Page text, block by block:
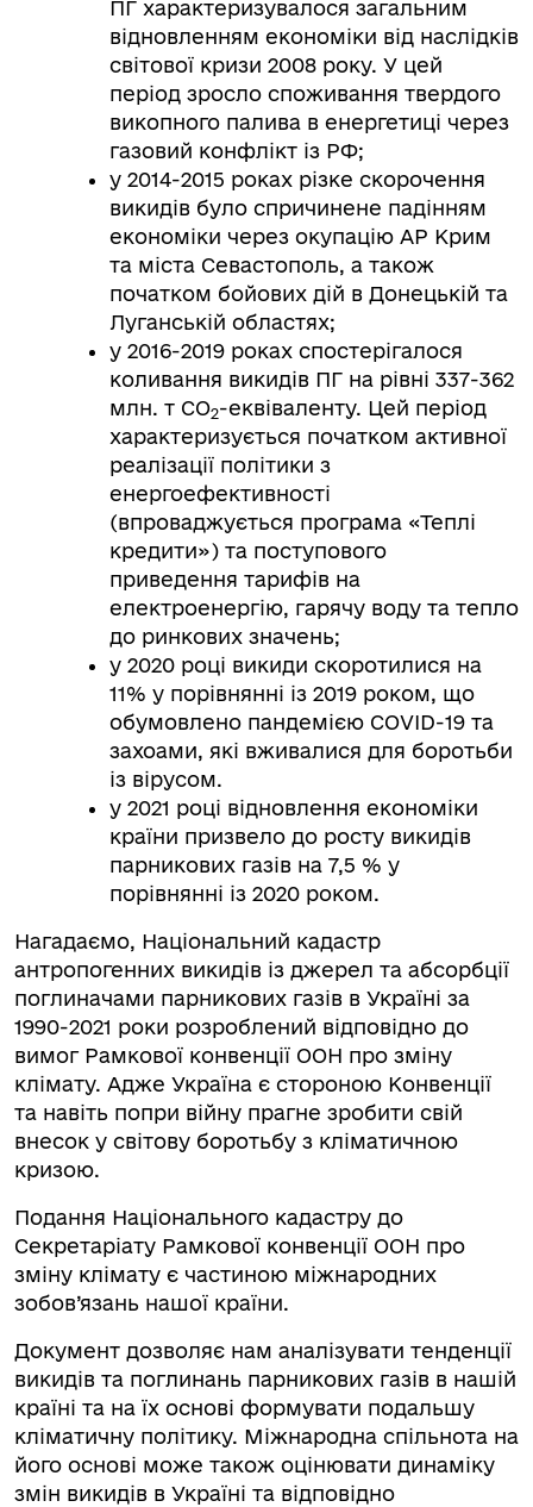
ПГ характеризувалося загальним
відновленням економіки від наслідків
світової кризи 2008 року. У цей
період зросло споживання твердого
викопного палива в енергетиці через
газовий конфлікт із РФ;
у 2014-2015 роках різке скорочення
викидів було спричинене падінням
економіки через окупацію АР Крим
та міста Севастополь, а також
початком бойових дій в Донецькій та
Луганській областях;
у 2016-2019 роках спостерігалося
коливання викидів ПГ на рівні 337-362
млн. т СО2-еквіваленту. Цей період
характеризується початком активної
реалізації політики з
енергоефективності
(впроваджується програма «Теплі
кредити») та поступового
приведення тарифів на
електроенергію, гарячу воду та тепло
до ринкових значень;
у 2020 році викиди скоротилися на
11% у порівнянні із 2019 роком, що
обумовлено пандемією COVID-19 та
захоами, які вживалися для боротьби
із вірусом.
у 2021 році відновлення економіки
країни призвело до росту викидів
парникових газів на 7,5 % у
порівнянні із 2020 роком.
Нагадаємо, Національний кадастр
антропогенних викидів із джерел та абсорбції
поглиначами парникових газів в Україні за
1990-2021 роки розроблений відповідно до
вимог Рамкової конвенції ООН про зміну
клімату. Адже Україна є стороною Конвенції
та навіть попри війну прагне зробити свій
внесок у світову боротьбу з кліматичною
кризою.
Подання Національного кадастру до
Секретаріату Рамкової конвенції ООН про
зміну клімату є частиною міжнародних
зобов’язань нашої країни.
Документ дозволяє нам аналізувати тенденції
викидів та поглинань парникових газів в нашій
країні та на їх основі формувати подальшу
кліматичну політику. Міжнародна спільнота на
його основі може також оцінювати динаміку
змін викидів в Україні та відповідно